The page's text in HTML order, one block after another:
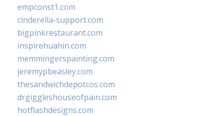
empconst1.com
cinderella-support.com
bigpinkrestaurant.com
inspirehuahin.com
memmingerspainting.com
jeremypbeasley.com
thesandwichdepotcos.com
drgiggleshouseofpain.com
hotflashdesigns.com